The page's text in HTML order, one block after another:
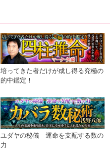
培ってきた者だけが成し得る究極の
的中鑑定！
ユダヤの秘儀 運命を支配する数の
力